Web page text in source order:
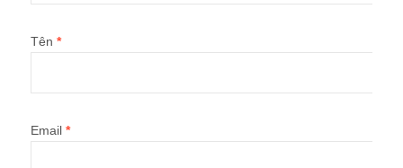
Tên *
Email *